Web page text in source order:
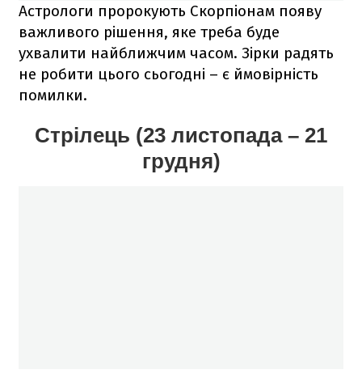
Астрологи пророкують Скорпіонам появу
важливого рішення, яке треба буде
ухвалити найближчим часом. Зірки радять
не робити цього сьогодні – є ймовірність
помилки.
Стрілець (23 листопада – 21
грудня)